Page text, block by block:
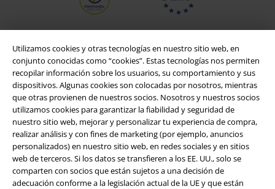
Utilizamos cookies y otras tecnologías en nuestro sitio web, en
conjunto conocidas como “cookies”. Estas tecnologías nos permiten
recopilar información sobre los usuarios, su comportamiento y sus
dispositivos. Algunas cookies son colocadas por nosotros, mientras
que otras provienen de nuestros socios. Nosotros y nuestros socios
utilizamos cookies para garantizar la fiabilidad y seguridad de
nuestro sitio web, mejorar y personalizar tu experiencia de compra,
realizar análisis y con fines de marketing (por ejemplo, anuncios
personalizados) en nuestro sitio web, en redes sociales y en sitios
web de terceros. Si los datos se transfieren a los EE. UU., solo se
comparten con socios que están sujetos a una decisión de
adecuación conforme a la legislación actual de la UE y que están
Legal
Términos y Condiciones